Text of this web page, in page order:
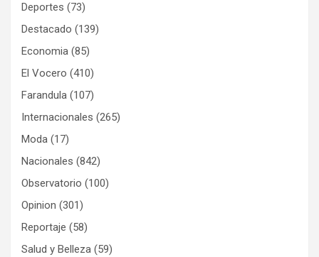
Deportes (73)
Destacado (139)
Economia (85)
El Vocero (410)
Farandula (107)
Internacionales (265)
Moda (17)
Nacionales (842)
Observatorio (100)
Opinion (301)
Reportaje (58)
Salud y Belleza (59)